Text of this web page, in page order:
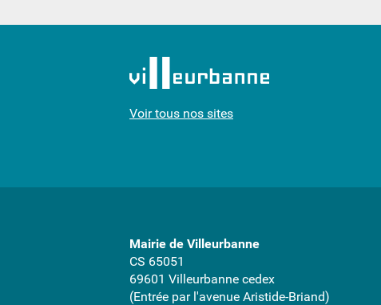
Voir tous nos sites
Mairie de Villeurbanne
CS 65051
69601 Villeurbanne cedex
(Entrée par l'avenue Aristide-Briand)